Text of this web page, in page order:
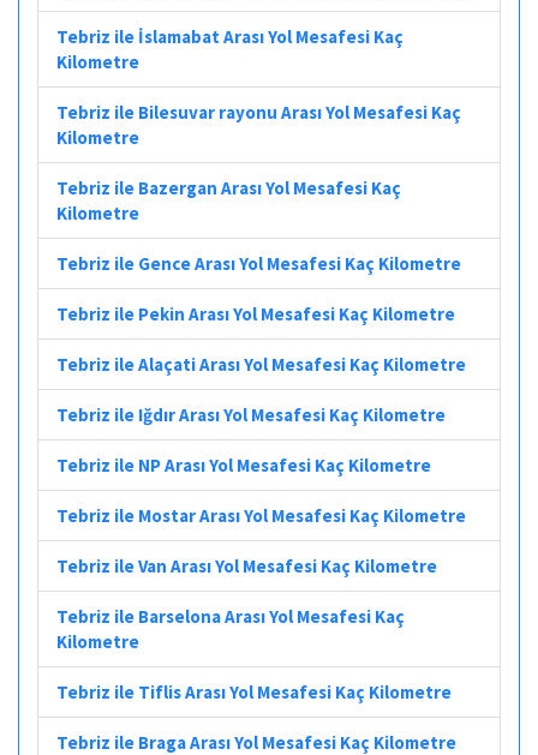
Tebriz ile İslamabat Arası Yol Mesafesi Kaç
Kilometre
Tebriz ile Bilesuvar rayonu Arası Yol Mesafesi Kaç
Kilometre
Tebriz ile Bazergan Arası Yol Mesafesi Kaç
Kilometre
Tebriz ile Gence Arası Yol Mesafesi Kaç Kilometre
Tebriz ile Pekin Arası Yol Mesafesi Kaç Kilometre
Tebriz ile Alaçati Arası Yol Mesafesi Kaç Kilometre
Tebriz ile Iğdır Arası Yol Mesafesi Kaç Kilometre
Tebriz ile NP Arası Yol Mesafesi Kaç Kilometre
Tebriz ile Mostar Arası Yol Mesafesi Kaç Kilometre
Tebriz ile Van Arası Yol Mesafesi Kaç Kilometre
Tebriz ile Barselona Arası Yol Mesafesi Kaç
Kilometre
Tebriz ile Tiflis Arası Yol Mesafesi Kaç Kilometre
Tebriz ile Braga Arası Yol Mesafesi Kaç Kilometre